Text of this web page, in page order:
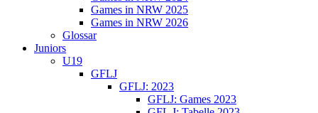
Games in NRW 2025
Games in NRW 2026
Glossar
Juniors
U19
GFLJ
GFLJ: 2023
GFLJ: Games 2023